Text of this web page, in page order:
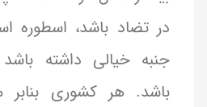
در تضاد باشد،
جنبه خیالی داشته
باشد. هر کشوری بنابر